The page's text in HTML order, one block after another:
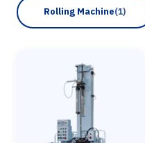
Rolling Machine(1)